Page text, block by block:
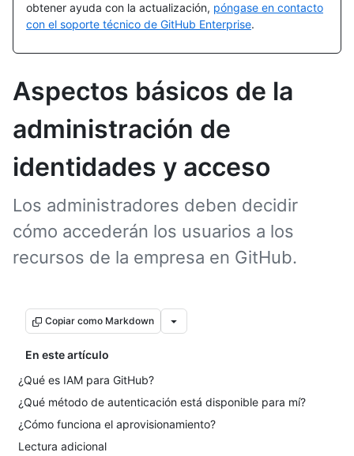
obtener ayuda con la actualización, póngase en contacto
con el soporte técnico de GitHub Enterprise.
Aspectos básicos de la
administración de
identidades y acceso
Los administradores deben decidir
cómo accederán los usuarios a los
recursos de la empresa en GitHub.
Copiar como Markdown
En este artículo
¿Qué es IAM para GitHub?
¿Qué método de autenticación está disponible para mí?
¿Cómo funciona el aprovisionamiento?
Lectura adicional